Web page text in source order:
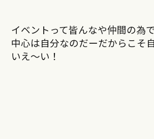
イベントって皆んなや仲間の為
中心は自分なのだーだからこそ
いえ〜い！